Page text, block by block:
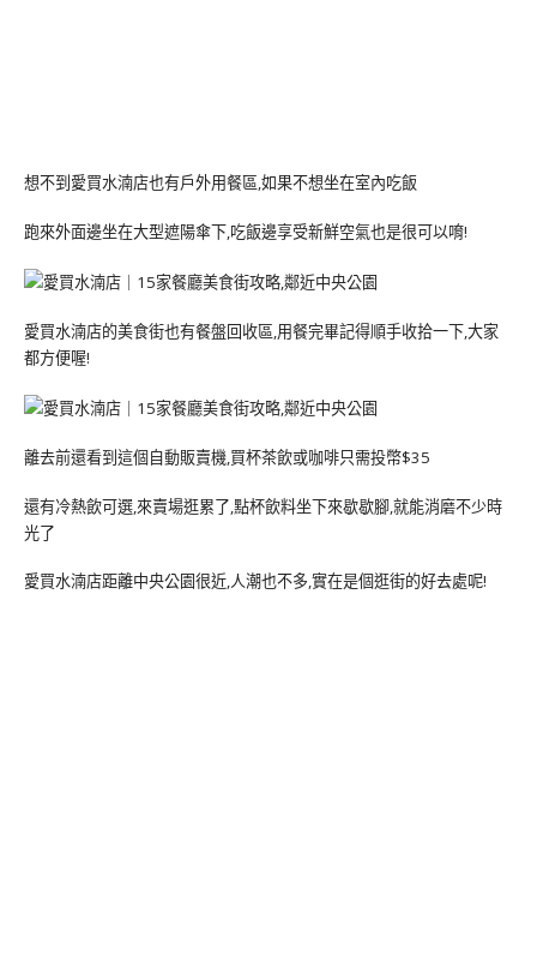
想不到愛買水湳店也有戶外用餐區,如果不想坐在室內吃飯
跑來外面邊坐在大型遮陽傘下,吃飯邊享受新鮮空氣也是很可以唷!
愛買水湳店的美食街也有餐盤回收區,用餐完畢記得順手收拾一下,大家
都方便喔!
離去前還看到這個自動販賣機,買杯茶飲或咖啡只需投幣$35
還有冷熱飲可選,來賣場逛累了,點杯飲料坐下來歇歇腳,就能消磨不少時
光了
愛買水湳店距離中央公園很近,人潮也不多,實在是個逛街的好去處呢!